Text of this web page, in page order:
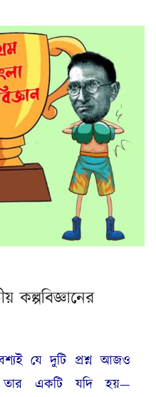
কল্পবিজ্ঞানের
যে দুটি প্রশ্ন আজও
তার একটি যদি হয়—